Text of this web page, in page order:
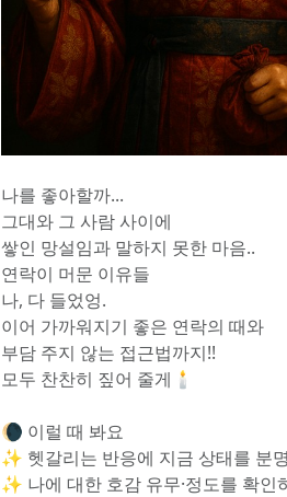
나를 좋아할까...
그대와 그 사람 사이에
쌓인 망설임과 말하지 못한 마음..
연락이 머문 이유들
나, 다 들었엉.
이어 가까워지기 좋은 연락의 때와
부담 주지 않는 접근법까지!!
모두 찬찬히 짚어 줄게🕯️
🌘 이럴 때 봐요
✨ 헷갈리는 반응에 지금 상태를 분
✨ 나에 대한 호감 유무·정도를 확인